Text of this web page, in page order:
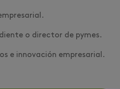
o director de pymes.
e innovación empresarial.